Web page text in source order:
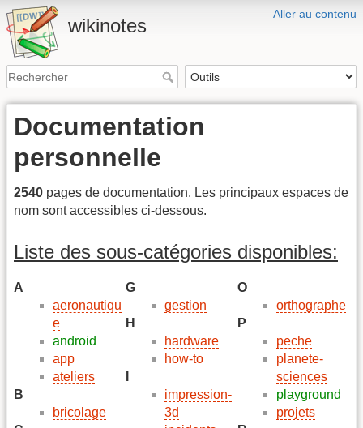
Aller au contenu
wikinotes
Documentation
personnelle
2540 pages de documentation. Les principaux espaces de
nom sont accessibles ci-dessous.
Liste des sous-catégories disponibles:
A
aeronautiqu
e
android
app
ateliers
B
bricolage
G
gestion
H
hardware
how-to
impression-
3d
O
orthographe
P
peche
planete-
sciences
playground
projets